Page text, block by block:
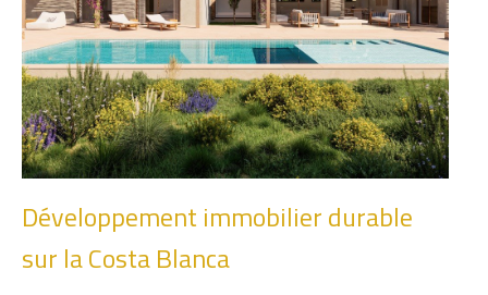
Développement immobilier durable
sur la Costa Blanca